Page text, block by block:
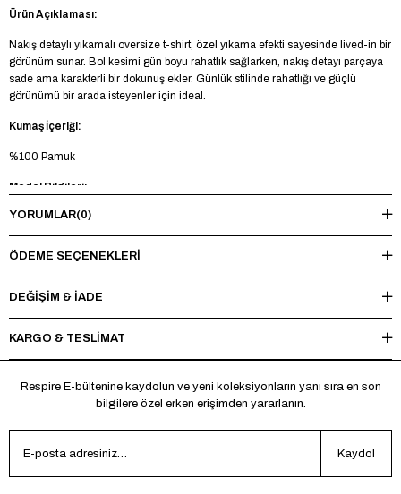
Ürün Açıklaması:
Nakış detaylı yıkamalı oversize t-shirt, özel yıkama efekti sayesinde lived-in bir
görünüm sunar. Bol kesimi gün boyu rahatlık sağlarken, nakış detayı parçaya
sade ama karakterli bir dokunuş ekler. Günlük stilinde rahatlığı ve güçlü
görünümü bir arada isteyenler için ideal.
Kumaş İçeriği:
%100 Pamuk
Model Bilgileri:
Boy 188 cm - Kilo 85 kg - Manken üzerinde L beden mevcuttur.
Yıkama Talimatı:
Maksimum 30°C’de tersten yıkayınız, ağartıcı ve kurutucu kullanmayınız.
Ütüleme sırasında baskı ve nakışlı bölgelere doğrudan ısı uygulamaktan
*Made in Türkiye
YORUMLAR(0)
ÖDEME SEÇENEKLERI
DEĞİŞİM & İADE
KARGO & TESLİMAT
Respire E-bültenine kaydolun ve yeni koleksiyonların yanı sıra en son
bilgilere özel erken erişimden yararlanın.
Kaydol